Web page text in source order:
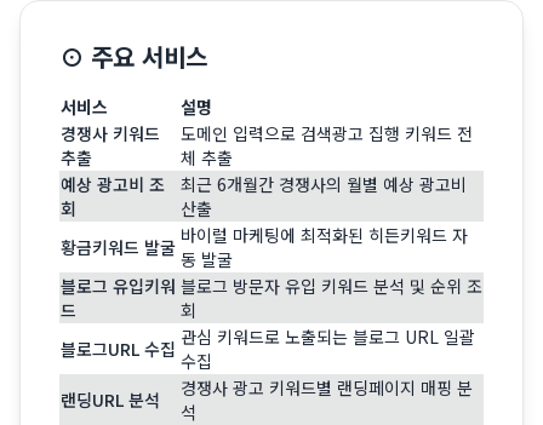
⊙ 주요 서비스
서비스
설명
경쟁사 키워드
추출
도메인 입력으로 검색광고 집행 키워드 전
체 추출
예상 광고비 조
회
최근 6개월간 경쟁사의 월별 예상 광고비
산출
황금키워드 발굴 바이럴 마케팅에 최적화된 히든키워드 자
동 발굴
블로그 유입키워
드
블로그 방문자 유입 키워드 분석 및 순위 조
회
블로그URL 수집 관심 키워드로 노출되는 블로그 URL 일괄
수집
랜딩URL 분석
경쟁사 광고 키워드별 랜딩페이지 매핑 분
석